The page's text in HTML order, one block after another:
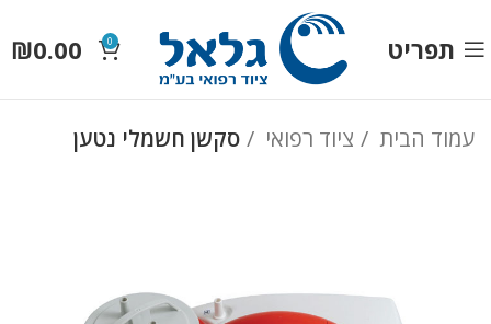
תפריט 0
₪0.00
עמוד הבית ציוד רפואי סקשן חשמלי נטען